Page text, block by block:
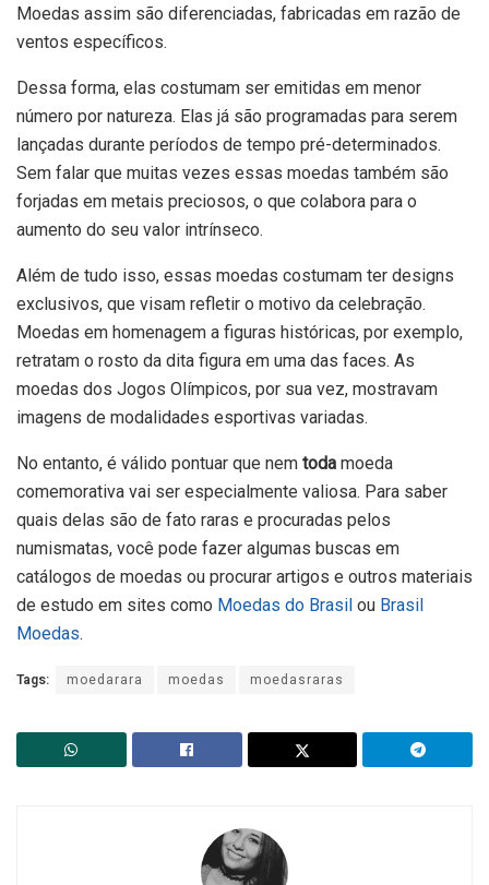
Moedas assim são diferenciadas, fabricadas em razão de
ventos específicos.
Dessa forma, elas costumam ser emitidas em menor
número por natureza. Elas já são programadas para serem
lançadas durante períodos de tempo pré-determinados.
Sem falar que muitas vezes essas moedas também são
forjadas em metais preciosos, o que colabora para o
aumento do seu valor intrínseco.
Além de tudo isso, essas moedas costumam ter designs
exclusivos, que visam refletir o motivo da celebração.
Moedas em homenagem a figuras históricas, por exemplo,
retratam o rosto da dita figura em uma das faces. As
moedas dos Jogos Olímpicos, por sua vez, mostravam
imagens de modalidades esportivas variadas.
No entanto, é válido pontuar que nem toda moeda
comemorativa vai ser especialmente valiosa. Para saber
quais delas são de fato raras e procuradas pelos
numismatas, você pode fazer algumas buscas em
catálogos de moedas ou procurar artigos e outros materiais
de estudo em sites como Moedas do Brasil ou Brasil
Moedas.
Tags: moedarara moedas moedasraras